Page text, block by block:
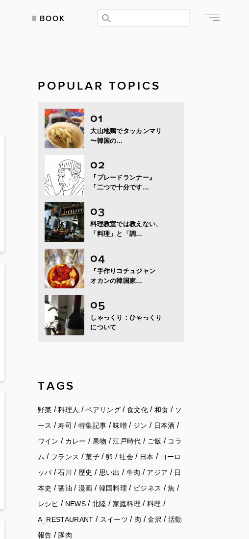
BOOK
POPULAR TOPICS
大山地鶏でタッカンマリ
〜韓国の…
『ブレードランナー』
「二つで十分です…
料理教室では教えない、
「料理」と「調…
『手作りコチュジャン
オカンの韓国家…
しゃっくり：ひゃっくり
について
TAGS
野菜 /料理人 /ペアリング / 食文化/ 和食 / ソ
ース /寿司 /特集記事 /味噌/ ジン / 日本酒 /
ワイン / カレー / 果物 /江戸時代 / ご飯 / コラ
ム / フランス /菓子 / 卵 /社会/ 日本 / ヨーロ
ッパ /石川 / 歴史 / 思い出 / 牛肉 / アジア / 日
本史 /醤油 /漫画 / 韓国料理 / ビジネス /魚 /
レシピ / NEWS /北陸 / 家庭料理 / 料理 /
A_RESTAURANT / スイーツ / 肉 /金沢 / 活動
報告 / 豚肉